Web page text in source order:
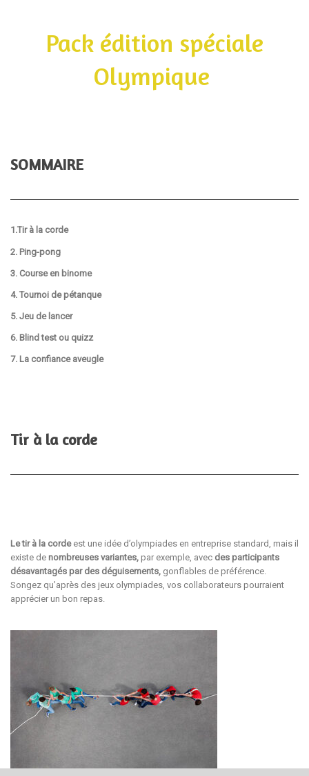
Pack édition spéciale
Olympique
SOMMAIRE
1.Tir à la corde
2. Ping-pong
3. Course en binome
4. Tournoi de pétanque
5. Jeu de lancer
6. Blind test ou quizz
7. La confiance aveugle
Tir à la corde
Le tir à la cordeest une idée d’olympiades en entreprise standard, mais il
existe de nombreuses variantes, par exemple, avec des participants
désavantagés par des déguisements, gonflables de préférence.
Songez qu’après des jeux olympiades, vos collaborateurs pourraient
apprécier un bon repas.